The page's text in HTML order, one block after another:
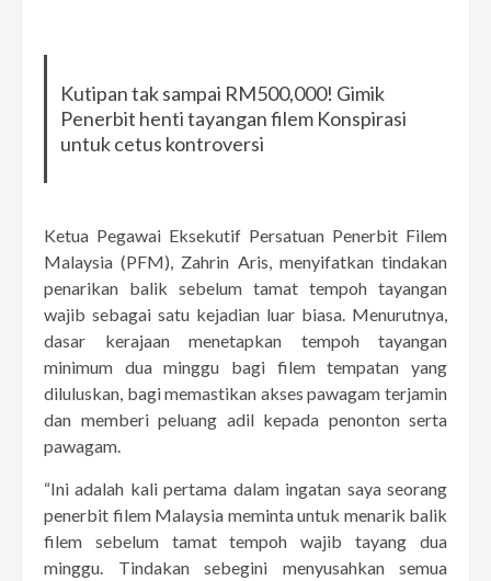
Kutipan tak sampai RM500,000! Gimik
Penerbit henti tayangan filem Konspirasi
untuk cetus kontroversi
Ketua Pegawai Eksekutif Persatuan Penerbit Filem
Malaysia (PFM), Zahrin Aris, menyifatkan tindakan
penarikan balik sebelum tamat tempoh tayangan
wajib sebagai satu kejadian luar biasa. Menurutnya,
dasar kerajaan menetapkan tempoh tayangan
minimum dua minggu bagi filem tempatan yang
diluluskan, bagi memastikan akses pawagam terjamin
dan memberi peluang adil kepada penonton serta
pawagam.
“Ini adalah kali pertama dalam ingatan saya seorang
penerbit filem Malaysia meminta untuk menarik balik
filem sebelum tamat tempoh wajib tayang dua
minggu. Tindakan sebegini menyusahkan semua